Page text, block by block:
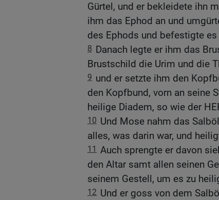
Gürtel, und er bekleidete ihn
ihm das Ephod an und
des Ephods und befestigte
8 Danach legte er ihm das
Brustschild die Urim und die
9 und er setzte ihm den
den Kopfbund, vorn an seine
heilige Diadem, so wie der
10 Und Mose nahm das
alles, was darin war, und
11 Auch sprengte er davon
den Altar samt allen seinen
seinem Gestell, um es zu
12 Und er goss von dem